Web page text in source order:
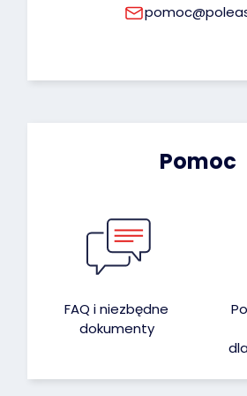
Pomoc
FAQ i niezbędne
dokumenty